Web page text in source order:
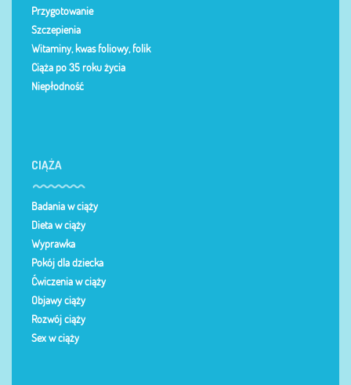
Przygotowanie
Szczepienia
Witaminy, kwas foliowy, folik
Ciąża po 35 roku życia
Niepłodność
CIĄŻA
Badania w ciąży
Dieta w ciąży
Wyprawka
Pokój dla dziecka
Ćwiczenia w ciąży
Objawy ciąży
Rozwój ciąży
Sex w ciąży